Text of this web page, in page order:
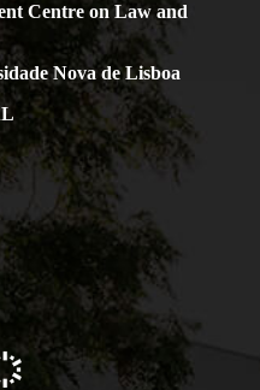
Centre on Law and
Nova de Lisboa